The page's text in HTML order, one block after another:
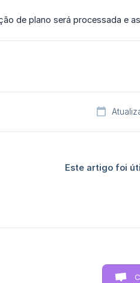
de plano será processada e
Este artigo foi